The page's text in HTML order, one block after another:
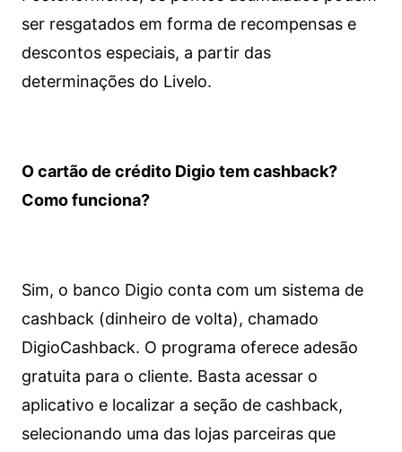
ser resgatados em forma de recompensas e
descontos especiais, a partir das
determinações do Livelo.
O cartão de crédito Digio tem cashback?
Como funciona?
Sim, o banco Digio conta com um sistema de
cashback (dinheiro de volta), chamado
DigioCashback. O programa oferece adesão
gratuita para o cliente. Basta acessar o
aplicativo e localizar a seção de cashback,
selecionando uma das lojas parceiras que